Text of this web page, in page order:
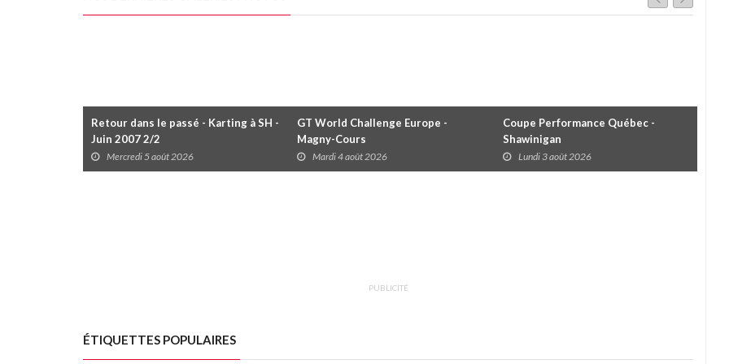
Retour dans le passé - Karting à SH -
Juin 2007 2/2
Mercredi 5 août 2026
GT World Challenge Europe -
Magny-Cours
Mardi 4 août 2026
Coupe Performance Québec -
Shawinigan
Lundi 3 août 2026
PUBLICITÉ
ÉTIQUETTES POPULAIRES